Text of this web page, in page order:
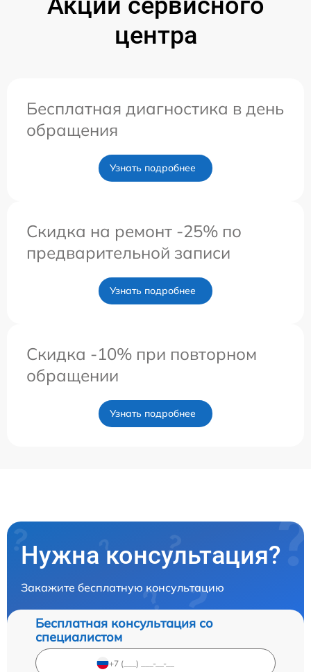
центра
Бесплатная диагностика в день
обращения
Узнать подробнее
Скидка на ремонт -25% по
предварительной записи
Узнать подробнее
Скидка -10% при повторном
обращении
Узнать подробнее
Нужна консультация?
Закажите бесплатную консультацию
Бесплатная консультация со
специалистом